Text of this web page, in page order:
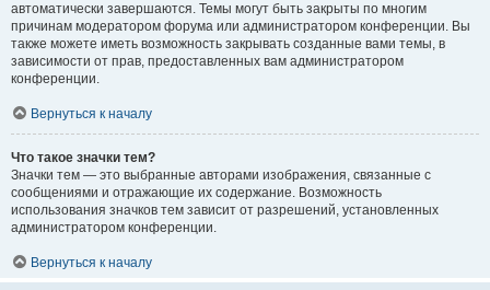
автоматически завершаются. Темы могут быть закрыты по многим
причинам модератором форума или администратором конференции. Вы
также можете иметь возможность закрывать созданные вами темы, в
зависимости от прав, предоставленных вам администратором
конференции.
Вернуться к началу
Что такое значки тем?
Значки тем — это выбранные авторами изображения, связанные с
сообщениями и отражающие их содержание. Возможность
использования значков тем зависит от разрешений, установленных
администратором конференции.
Вернуться к началу